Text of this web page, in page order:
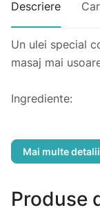
Descriere
Un ulei special
masaj mai
Ingrediente:
uleiul poseda
cu vitamina E se
iritatiile,
Produse